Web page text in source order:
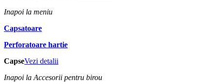
Inapoi la meniu
Capsatoare
Perforatoare hartie
CapseVezi detalii
Inapoi la Accesorii pentru birou